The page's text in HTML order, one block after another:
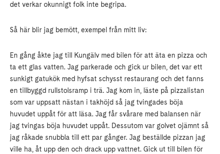
det verkar okunnigt folk inte begripa.
Så här blir jag bemött, exempel från mitt liv:
En gång åkte jag till Kungälv med bilen för att äta en pizza och
ta ett glas vatten. Jag parkerade och gick ur bilen, det var ett
sunkigt gatukök med hyfsat schysst restaurang och det fanns
en tillbyggd rullstolsramp i trä. Jag kom in, läste på pizzalistan
som var uppsatt nästan i takhöjd så jag tvingades böja
huvudet uppåt för att läsa. Jag får svårare med balansen när
jag tvingas böja huvudet uppåt. Dessutom var golvet ojämnt så
jag råkade snubbla till ett par gånger. Jag beställde pizzan jag
ville ha, åt upp den och drack upp vattnet. Gick ut till bilen för